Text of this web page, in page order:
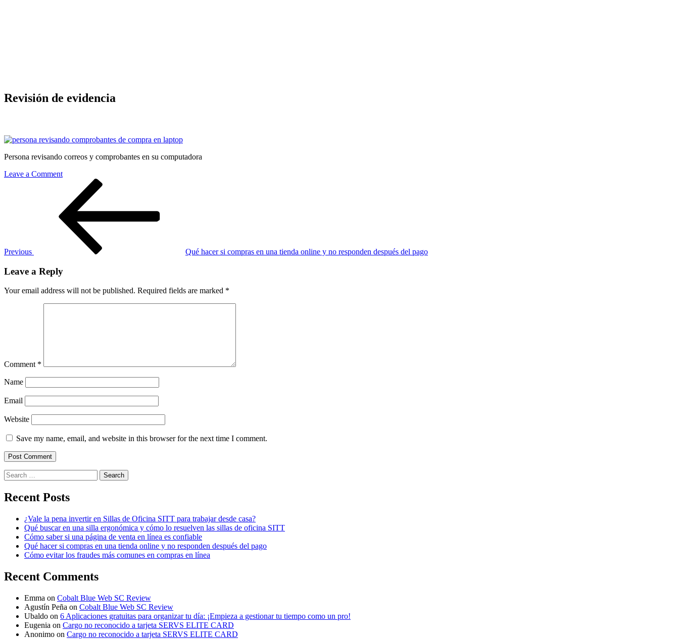
Revisión de evidencia
Persona revisando correos y comprobantes en su computadora
Leave a Commenton
Revisión
evidencia
Previous Qué hacer si compras en una tienda online y no responden después del pago
Leave a Reply
Your email address will not be published. Required fields are marked *
Comment *
Name
Email
Website
Save my name, email, and website in this browser for the next time I comment.
Search
for:
Recent Posts
¿Vale la pena invertir en Sillas de Oficina SITT para trabajar desde casa?
Qué buscar en una silla ergonómica y cómo lo resuelven las sillas de oficina SITT
Cómo saber si una página de venta en línea es confiable
Qué hacer si compras en una tienda online y no responden después del pago
Cómo evitar los fraudes más comunes en compras en línea
Recent Comments
Emma on Cobalt Blue Web SC Review
Agustín Peña on Cobalt Blue Web SC Review
Ubaldo on 6 Aplicaciones gratuitas para organizar tu día: ¡Empieza a gestionar tu tiempo como un pro!
Eugenia on Cargo no reconocido a tarjeta SERVS ELITE CARD
Anonimo on Cargo no reconocido a tarjeta SERVS ELITE CARD